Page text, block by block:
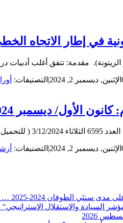
في إطار الاتجاه
الإثنين, ديسمبر 2, 2024 | التصنيفات:
الأول/ ديسمبر 2024
الإثنين, ديسمبر 2, 2024 | التصنيفات:
الاستراتيجي الفلسطيني متاحة للتحميل المجاني
السيادة والاستقلال
2026